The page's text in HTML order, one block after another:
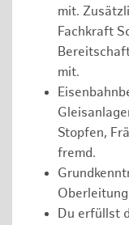
mit.
Fachkraft
mit.
Stopfen,
fremd.
Du erfüllst